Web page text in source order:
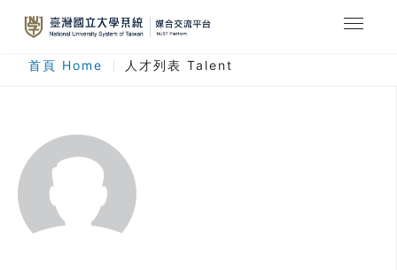
最新消息
人才列表
臺灣國立大學系統
登入
註冊
首頁 Home 人才列表 Talent